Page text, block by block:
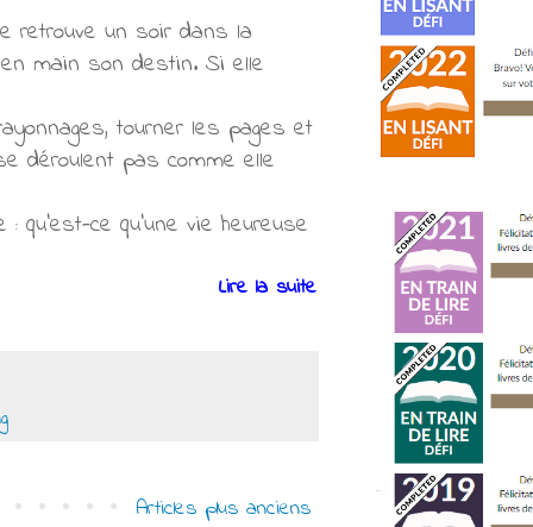
retrouve un soir dans la
main son destin. Si elle
tourner les pages et
déroulent pas comme elle
qu'est-ce qu'une vie heureuse
Lire la suite
Articles plus anciens